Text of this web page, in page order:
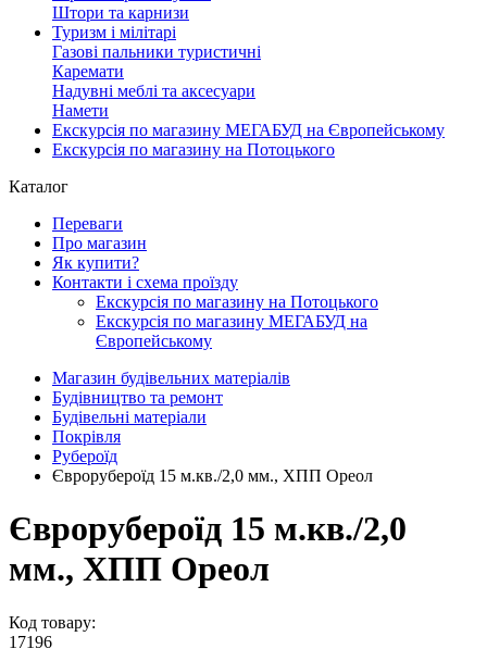
Штори та карнизи
Туризм і мілітарі
Газові пальники туристичні
Каремати
Надувні меблі та аксесуари
Намети
Екскурсія по магазину МЕГАБУД на Європейському
Екскурсія по магазину на Потоцького
Каталог
Переваги
Про магазин
Як купити?
Контакти і схема проїзду
Екскурсія по магазину на Потоцького
Екскурсія по магазину МЕГАБУД на
Європейському
Магазин будівельних матеріалів
Будівництво та ремонт
Будівельні матеріали
Покрівля
Рубероїд
Єврорубероїд 15 м.кв./2,0 мм., ХПП Ореол
Єврорубероїд 15 м.кв./2,0
мм., ХПП Ореол
Код товару:
17196